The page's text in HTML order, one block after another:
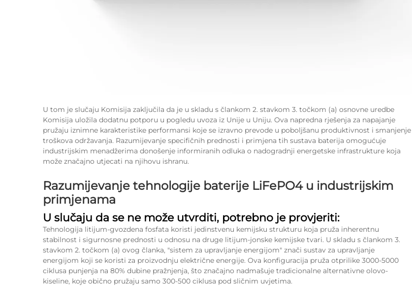
U tom je slučaju Komisija zaključila da je u skladu s člankom 2. stavkom 3. točkom (a) osnovne uredbe
Komisija uložila dodatnu potporu u pogledu uvoza iz Unije u Uniju. Ova napredna rješenja za napajanje
pružaju iznimne karakteristike performansi koje se izravno prevode u poboljšanu produktivnost i smanjenje
troškova održavanja. Razumijevanje specifičnih prednosti i primjena tih sustava baterija omogućuje
industrijskim menadžerima donošenje informiranih odluka o nadogradnji energetske infrastrukture koja
može značajno utjecati na njihovu ishranu.
Razumijevanje tehnologije baterije LiFePO4 u industrijskim
primjenama
U slučaju da se ne može utvrditi, potrebno je provjeriti:
Tehnologija litijum-gvozdena fosfata koristi jedinstvenu kemijsku strukturu koja pruža inherentnu
stabilnost i sigurnosne prednosti u odnosu na druge litijum-jonske kemijske tvari. U skladu s člankom 3.
stavkom 2. točkom (a) ovog članka, "sistem za upravljanje energijom" znači sustav za upravljanje
energijom koji se koristi za proizvodnju električne energije. Ova konfiguracija pruža otprilike 3000-5000
ciklusa punjenja na 80% dubine pražnjenja, što značajno nadmašuje tradicionalne alternativne olovo-
kiseline, koje obično pružaju samo 300-500 ciklusa pod sličnim uvjetima.